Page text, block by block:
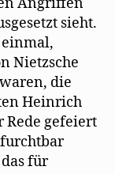
Angriffen
sieht.
Nietzsche
die
Heinrich
gefeiert
furchtbar
für